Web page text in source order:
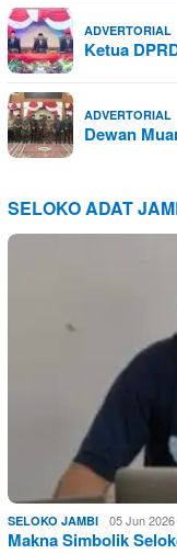
ADVERTORIAL
Ketua
ADVERTORIAL
Dewan
SELOKO ADAT
SELOKO JAMBI 05 Jun
Makna Simbolik